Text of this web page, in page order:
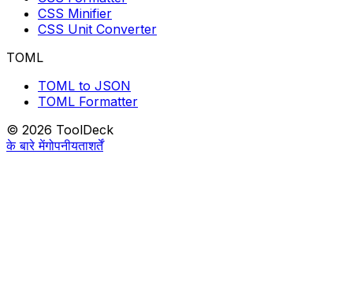
CSS Minifier
CSS Unit Converter
TOML
TOML to JSON
TOML Formatter
© 2026 ToolDeck
के बारे मेंगोपनीयताशर्तें